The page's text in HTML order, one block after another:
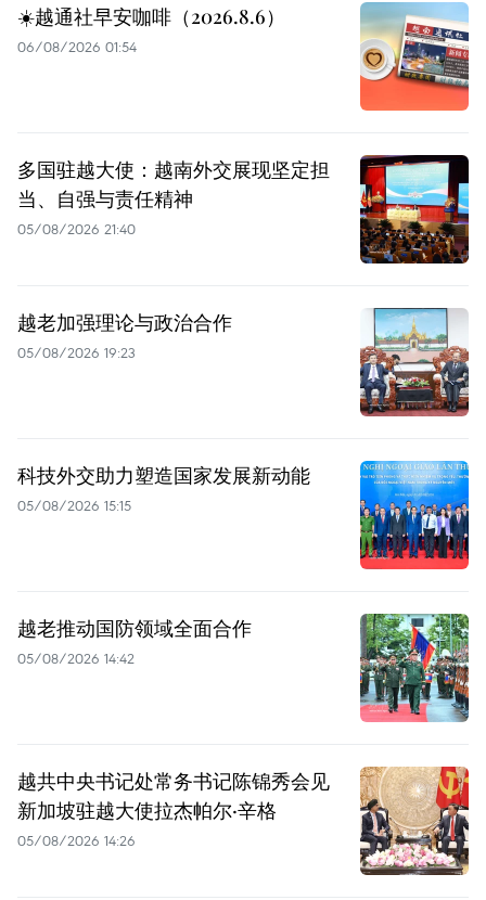
☀️越通社早安咖啡（2026.8.6）
06/08/2026 01:54
多国驻越大使：越南外交展现坚定担
当、自强与责任精神
05/08/2026 21:40
越老加强理论与政治合作
05/08/2026 19:23
科技外交助力塑造国家发展新动能
05/08/2026 15:15
越老推动国防领域全面合作
05/08/2026 14:42
越共中央书记处常务书记陈锦秀会见
新加坡驻越大使拉杰帕尔·辛格
05/08/2026 14:26